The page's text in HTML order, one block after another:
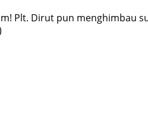
Plt. Dirut pun menghimbau